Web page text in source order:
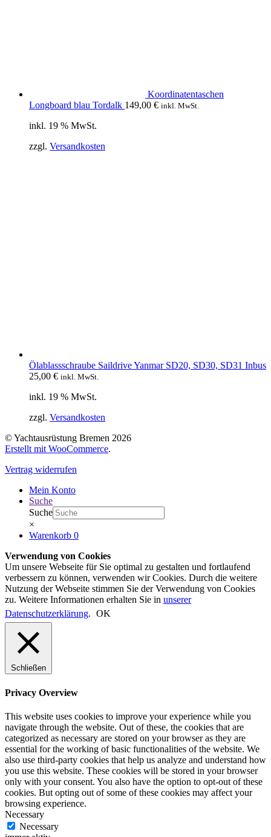
Koordinatentaschen
Longboard blau Tordalk 149,00 € inkl. MwSt.
inkl. 19 % MwSt.
zzgl. Versandkosten
Ölablassschraube Saildrive Yanmar SD20, SD30, SD31 Inbus
25,00 € inkl. MwSt.
inkl. 19 % MwSt.
zzgl. Versandkosten
© Yachtausrüstung Bremen 2026
Erstellt mit WooCommerce.
Vertrag widerrufen
Mein Konto
Suche
Suche
×
Warenkorb 0
Verwendung von Cookies
Um unsere Webseite für Sie optimal zu gestalten und fortlaufend
verbessern zu können, verwenden wir Cookies. Durch die weitere
Nutzung der Webseite stimmen Sie der Verwendung von Cookies
zu. Weitere Informationen erhalten Sie in unserer
Datenschutzerklärung. OK
Schließen
Privacy Overview
This website uses cookies to improve your experience while you
navigate through the website. Out of these, the cookies that are
categorized as necessary are stored on your browser as they are
essential for the working of basic functionalities of the website. We
also use third-party cookies that help us analyze and understand how
you use this website. These cookies will be stored in your browser
only with your consent. You also have the option to opt-out of these
cookies. But opting out of some of these cookies may affect your
browsing experience.
Necessary
Necessary